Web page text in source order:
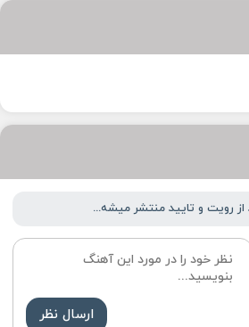
از رویت و تایید منتشر میشه...
ارسال نظر